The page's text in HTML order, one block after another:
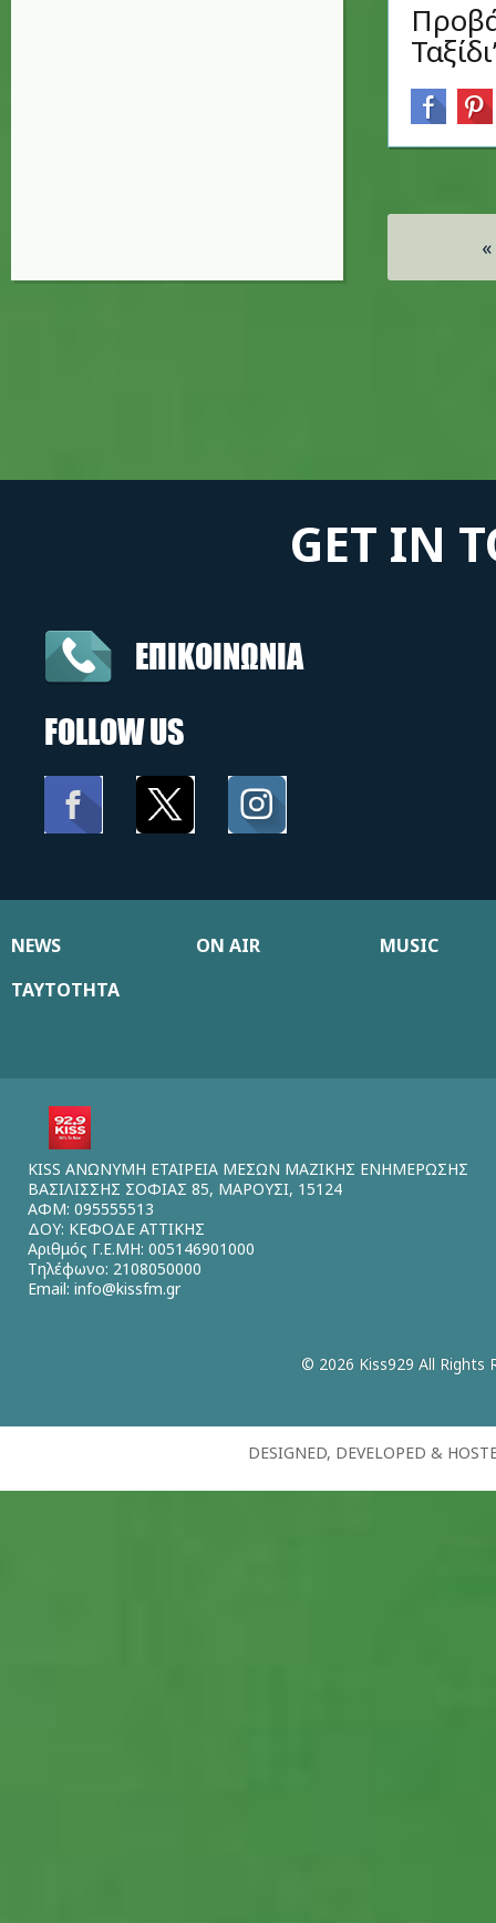
Σελίδες
«
GET IN
ΕΠΙΚΟΙΝΩΝΙΑ
FOLLOW US
NEWS ON AIR
MUSIC
ΤΑΥΤΟΤΗΤΑ
KISS ΑΝΩΝΥΜΗ ΕΤΑΙΡΕΙΑ ΜΕΣΩΝ ΜΑΖΙΚΗΣ ΕΝΗΜΕΡΩΣΗΣ
ΒΑΣΙΛΙΣΣΗΣ ΣΟΦΙΑΣ 85, ΜΑΡΟΥΣΙ, 15124
ΑΦΜ: 095555513
ΔΟΥ: ΚΕΦΟΔΕ ΑΤΤΙΚΗΣ
Αριθμός Γ.Ε.ΜΗ: 005146901000
Τηλέφωνο: 2108050000
Email: info@kissfm.gr
© 2026 Kiss929 All Rights
DESIGNED, DEVELOPED &